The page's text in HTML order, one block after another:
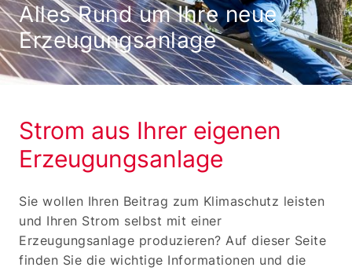
Alles Rund um Ihre neue
Erzeugungsanlage
Strom aus Ihrer eigenen
Erzeugungsanlage
Sie wollen Ihren Beitrag zum Klimaschutz leisten
und Ihren Strom selbst mit einer
Erzeugungsanlage produzieren? Auf dieser Seite
finden Sie die wichtige Informationen und die